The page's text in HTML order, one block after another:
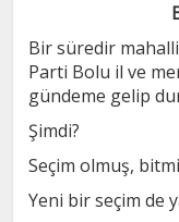
Bir süredir
Parti Bolu il ve
gündeme gelip
Şimdi?
Seçim olmuş,
Yeni bir seçim de